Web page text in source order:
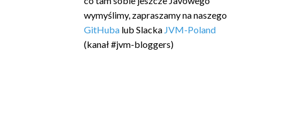
wymyślimy, zapraszamy na naszego
GitHuba lub Slacka JVM-Poland
(kanał #jvm-bloggers)